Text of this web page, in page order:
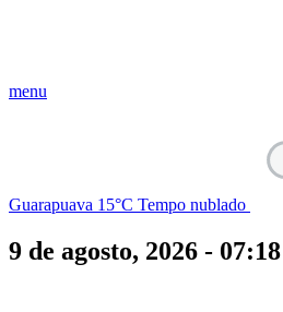
menu
Guarapuava 15°C Tempo nublado
9 de agosto, 2026 - 07:18